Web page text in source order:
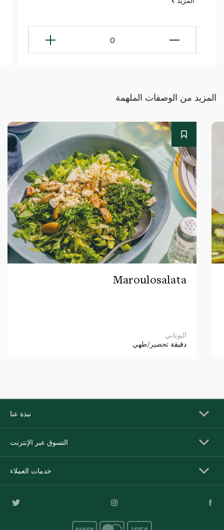
0
المزيد من الوصفات الملهمة
Maroulosalata
اليوناني
دقيقة تحضير/طهي
نبذة عنا
التسوق عبر الإنترنت
خدمات العملاء